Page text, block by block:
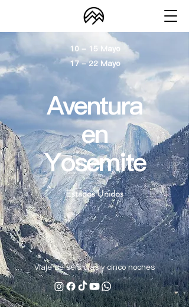
10 - 15 Mayo
17 - 22 Mayo
Aventura
en
Yosemite
Estados Unidos
Viaje de seis días y cinco noches